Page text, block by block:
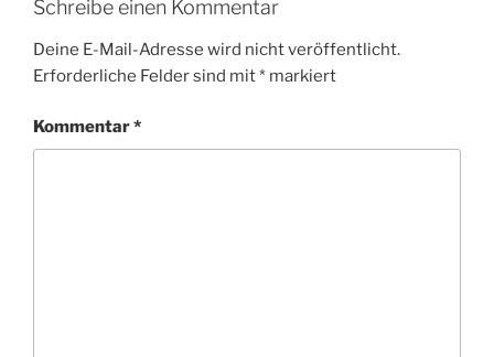
Schreibe einen Kommentar
Deine E-Mail-Adresse wird nicht veröffentlicht.
Erforderliche Felder sind mit* markiert
Kommentar*